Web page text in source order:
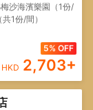
沙海濱樂園（1份/
1份/間）
5% OFF
HKD 2,703+